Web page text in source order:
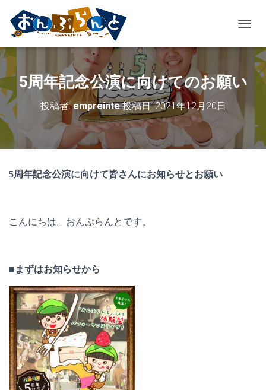
シ
5周年記念公演に向けてのお願い
投稿者:empreinte投稿日:2021年12月20日
5周年記念公演に向けて皆さんにお知らせとお願い
こんにちは。おんぷらんとです。
■まずはお知らせから